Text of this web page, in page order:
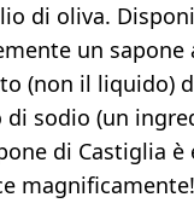
di oliva.
un
(non il liquido)
sodio (un
di Castiglia